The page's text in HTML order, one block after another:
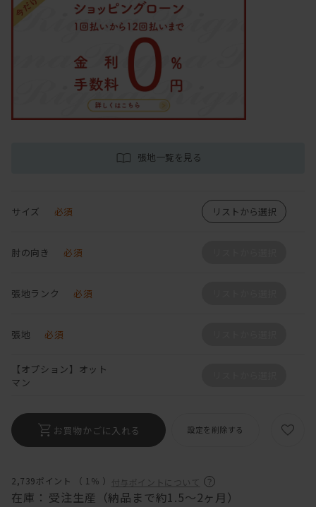
2,739ポイント （ 1％ ） 付与ポイントについて
在庫： 受注生産（納品まで約1.5～2ヶ月）
張地一覧を見る
サイズ 必須 リストから選択
肘の向き 必須
張地ランク 必須
張地 必須
【オプション】オット
マン
お買物かごに入れる 設定を削除する